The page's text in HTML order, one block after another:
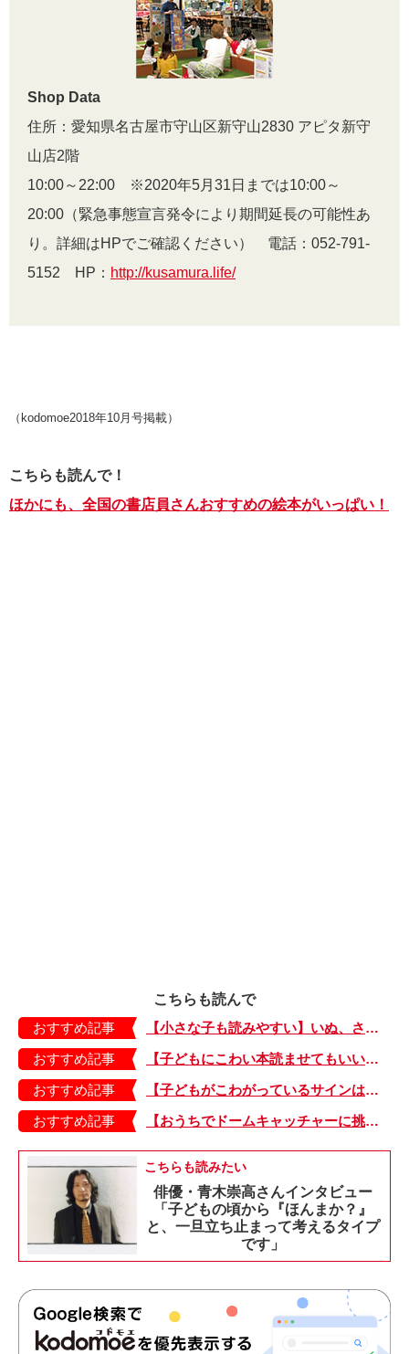
Shop Data
住所：愛知県名古屋市守山区新守山2830 アピタ新守
山店2階
10:00～22:00 ※2020年5月31日までは10:00～
20:00（緊急事態宣言発令により期間延長の可能性あ
り。詳細はHPでご確認ください） 電話：052-791-
5152 HP： http://kusamura.life/
（kodomoe2018年10月号掲載）
こちらも読んで！
ほかにも、全国の書店員さんおすすめの絵本がいっぱい！
こちらも読んで
おすすめ記事
【小さな子も読みやすい】いぬ、さる、うさぎ、ゴリラにあひる…動物たちのまねっこできるかな？『まねまねっこ』発売中！
おすすめ記事
【子どもにこわい本読ませてもいいの？】「子どもはどのようなものにこわさを感じやすいのでしょうか？」
おすすめ記事
【子どもがこわがっているサインは？】「読み聞かせのとき、子どもがこわがっていると判断できるサインを教えてください！」
おすすめ記事
【おうちでドームキャッチャーに挑戦だ】アンパンマン わくわくドームキャッチャー
こちらも読みたい
俳優・青木崇高さんインタビュー
「子どもの頃から『ほんまか？』
と、一旦立ち止まって考えるタイプ
です」